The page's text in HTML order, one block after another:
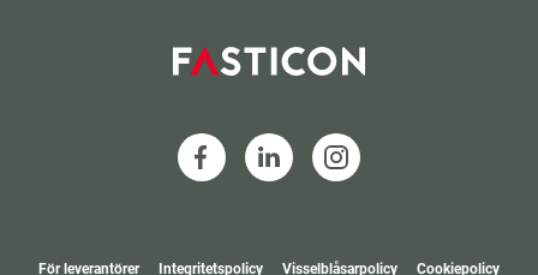
För leverantörer Integritetspolicy Visselblåsarpolicy Cookiepolicy